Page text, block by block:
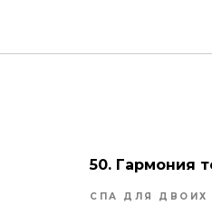
50. Гармония
СПА ДЛЯ ДВОИХ